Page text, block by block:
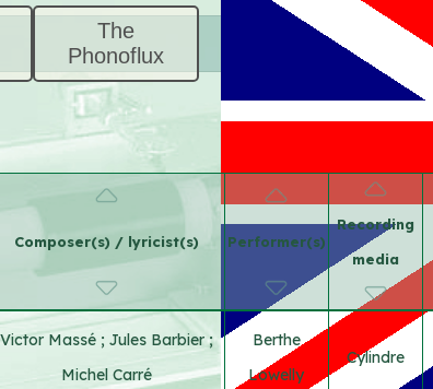
The
Phonoflux
Composer(s) / lyricist(s) Performer(s)
Recording
media
Victor Massé ; Jules Barbier;
Michel Carré
Berthe
Lowelly
Cylindre